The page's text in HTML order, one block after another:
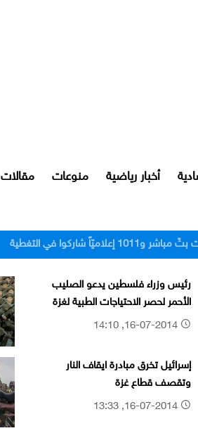
أخبار رياضية منوعات مقالات
مواطن
رئيس وزراء فلسطين يدعو الصليب
الأحمر لحصر الاحتياجات الطبية لغزة
16-07-2014, 14:10
إسرائيل تخرق مبادرة ايقاف النار
وتقصف قطاع غزة
16-07-2014, 13:33